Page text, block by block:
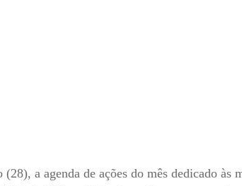
a agenda de ações do mês dedicado às